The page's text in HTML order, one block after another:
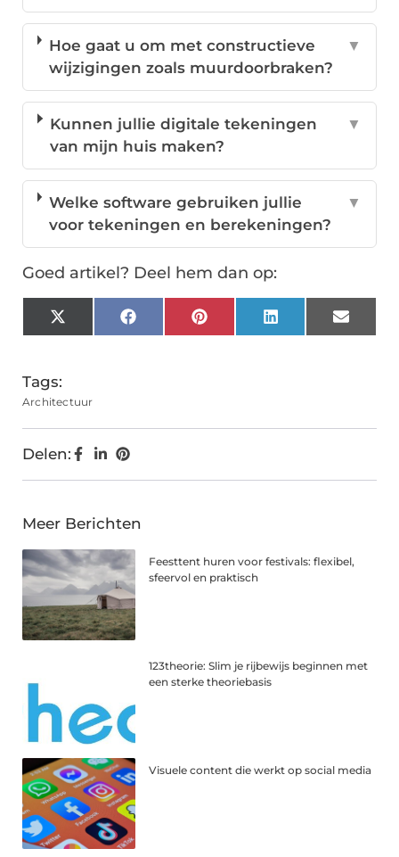
Hoe gaat u om met constructieve
wijzigingen zoals muurdoorbraken?
▼
Kunnen jullie digitale tekeningen
van mijn huis maken?
▼
Welke software gebruiken jullie
voor tekeningen en berekeningen?
▼
Goed artikel? Deel hem dan op:
X
(Twitter)
FacebookPinterestLinkedInEmail
Tags:
Architectuur
Delen:
Meer Berichten
Feesttent huren voor festivals: flexibel,
sfeervol en praktisch
123theorie: Slim je rijbewijs beginnen met
een sterke theoriebasis
Visuele content die werkt op social media